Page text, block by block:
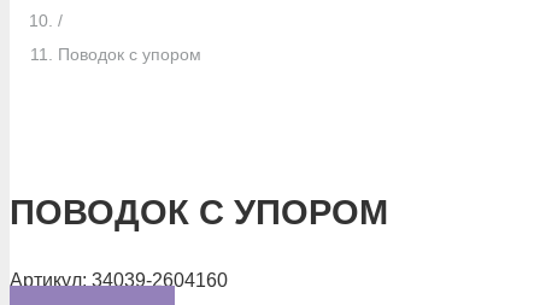
/
Поводок с упором
ПОВОДОК С УПОРОМ
Артикул: 34039-2604160